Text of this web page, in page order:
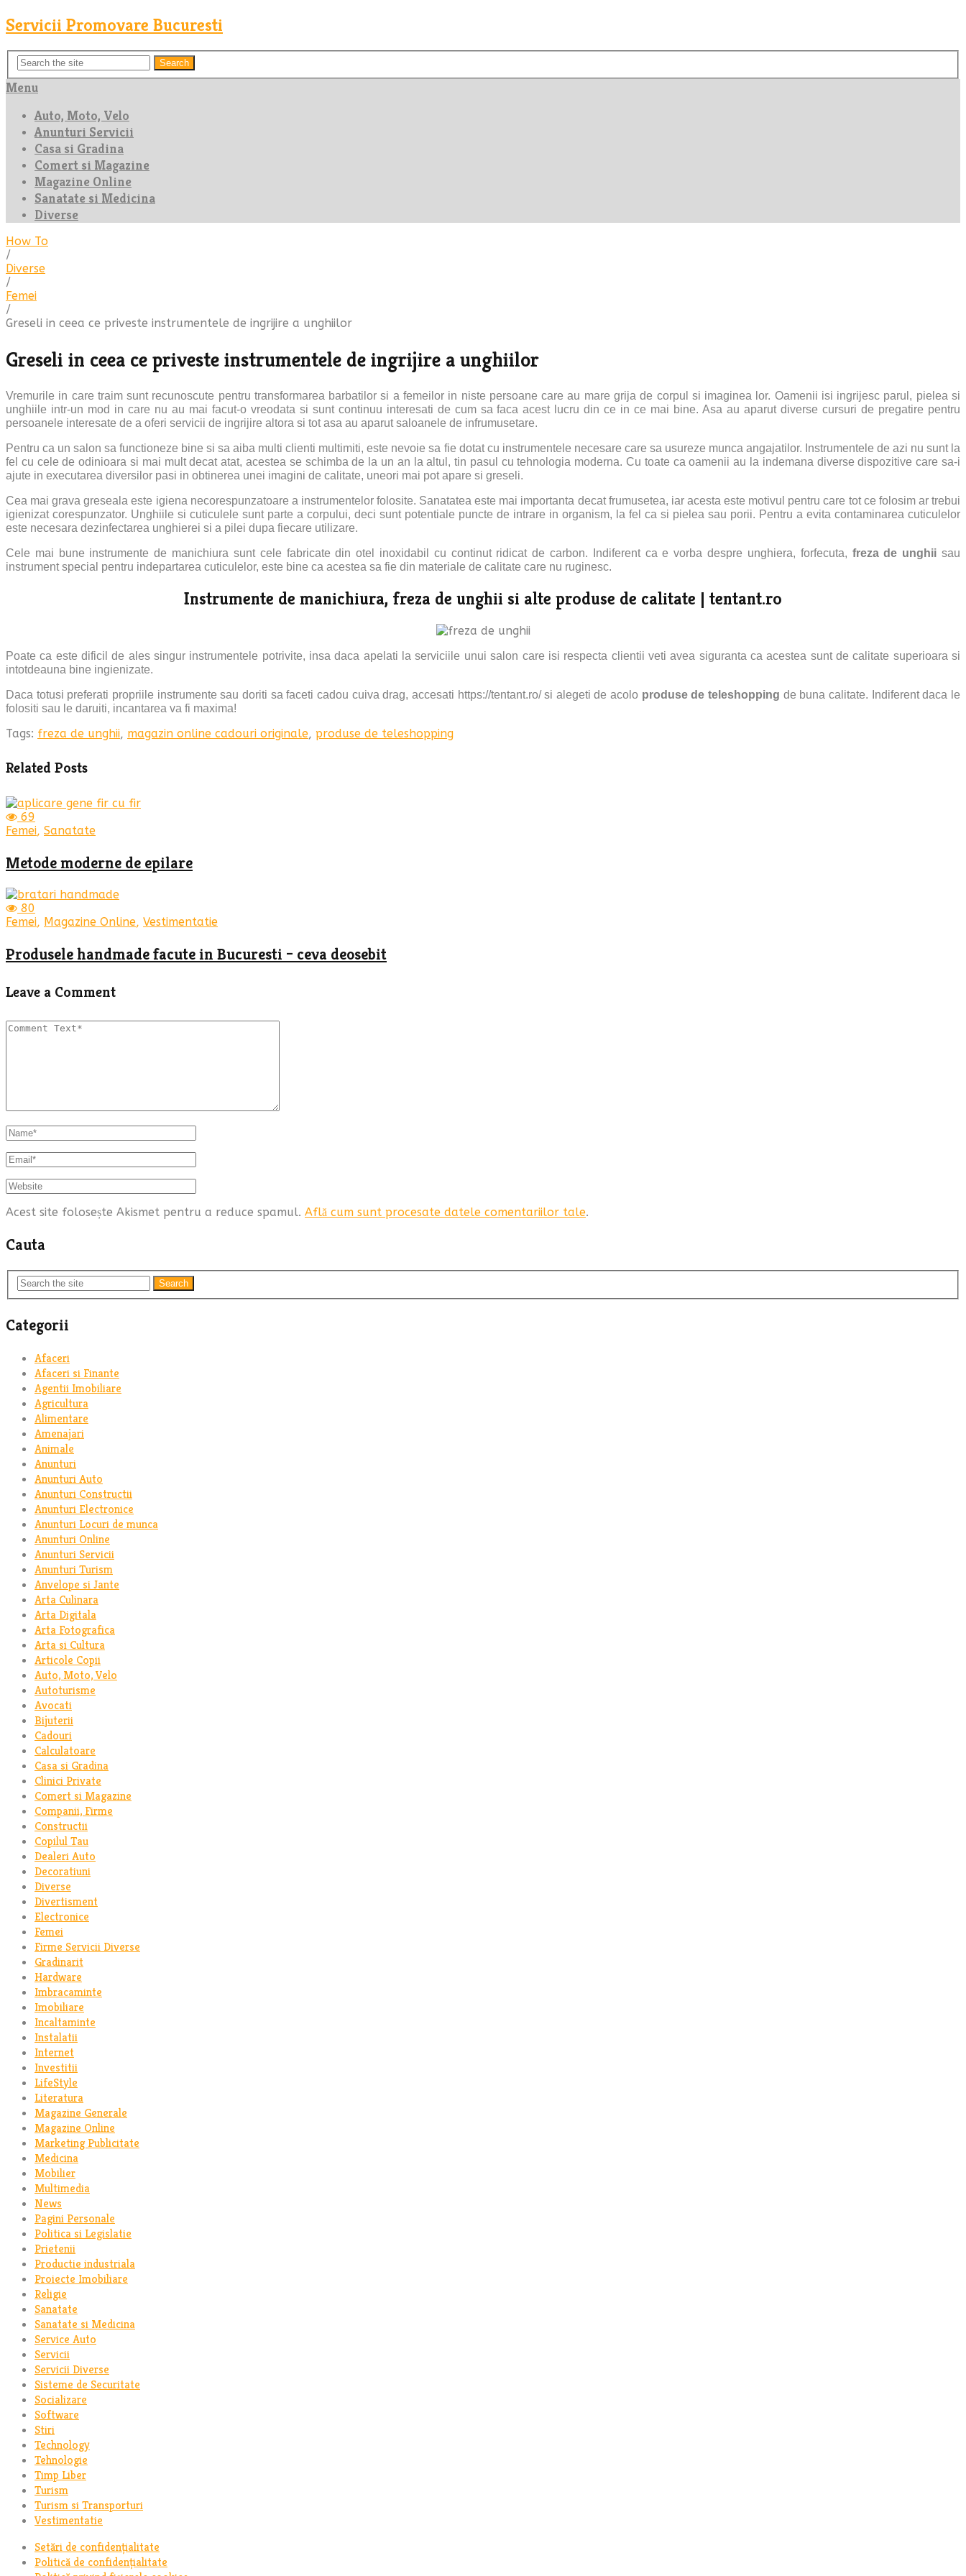
Servicii Promovare Bucuresti
Search
Menu
Auto, Moto, Velo
Anunturi Servicii
Casa si Gradina
Comert si Magazine
Magazine Online
Sanatate si Medicina
Diverse
How To
/
Diverse
/
Femei
/
Greseli in ceea ce priveste instrumentele de ingrijire a unghiilor
Greseli in ceea ce priveste instrumentele de ingrijire a unghiilor
Vremurile in care traim sunt recunoscute pentru transformarea barbatilor si a femeilor in niste persoane care au mare grija de corpul si imaginea lor. Oamenii isi ingrijesc parul, pielea si
unghiile intr-un mod in care nu au mai facut-o vreodata si sunt continuu interesati de cum sa faca acest lucru din ce in ce mai bine. Asa au aparut diverse cursuri de pregatire pentru
persoanele interesate de a oferi servicii de ingrijire altora si tot asa au aparut saloanele de infrumusetare.
Pentru ca un salon sa functioneze bine si sa aiba multi clienti multimiti, este nevoie sa fie dotat cu instrumentele necesare care sa usureze munca angajatilor. Instrumentele de azi nu sunt la
fel cu cele de odinioara si mai mult decat atat, acestea se schimba de la un an la altul, tin pasul cu tehnologia moderna. Cu toate ca oamenii au la indemana diverse dispozitive care sa-i
ajute in executarea diversilor pasi in obtinerea unei imagini de calitate, uneori mai pot apare si greseli.
Cea mai grava greseala este igiena necorespunzatoare a instrumentelor folosite. Sanatatea este mai importanta decat frumusetea, iar acesta este motivul pentru care tot ce folosim ar trebui
igienizat corespunzator. Unghiile si cuticulele sunt parte a corpului, deci sunt potentiale puncte de intrare in organism, la fel ca si pielea sau porii. Pentru a evita contaminarea cuticulelor
este necesara dezinfectarea unghierei si a pilei dupa fiecare utilizare.
Cele mai bune instrumente de manichiura sunt cele fabricate din otel inoxidabil cu continut ridicat de carbon. Indiferent ca e vorba despre unghiera, forfecuta, freza de unghii sau
instrument special pentru indepartarea cuticulelor, este bine ca acestea sa fie din materiale de calitate care nu ruginesc.
Instrumente de manichiura, freza de unghii si alte produse de calitate | tentant.ro
Poate ca este dificil de ales singur instrumentele potrivite, insa daca apelati la serviciile unui salon care isi respecta clientii veti avea siguranta ca acestea sunt de calitate superioara si
intotdeauna bine ingienizate.
Daca totusi preferati propriile instrumente sau doriti sa faceti cadou cuiva drag, accesati https://tentant.ro/ si alegeti de acolo produse de teleshopping de buna calitate. Indiferent daca le
folositi sau le daruiti, incantarea va fi maxima!
Tags: freza de unghii, magazin online cadouri originale, produse de teleshopping
Related Posts
69
Femei, Sanatate
Metode moderne de epilare
80
Femei, Magazine Online, Vestimentatie
Produsele handmade facute in Bucuresti – ceva deosebit
Leave a Comment
Acest site folosește Akismet pentru a reduce spamul. Află cum sunt procesate datele comentariilor tale.
Cauta
Search
Categorii
Afaceri
Afaceri si Finante
Agentii Imobiliare
Agricultura
Alimentare
Amenajari
Animale
Anunturi
Anunturi Auto
Anunturi Constructii
Anunturi Electronice
Anunturi Locuri de munca
Anunturi Online
Anunturi Servicii
Anunturi Turism
Anvelope si Jante
Arta Culinara
Arta Digitala
Arta Fotografica
Arta si Cultura
Articole Copii
Auto, Moto, Velo
Autoturisme
Avocati
Bijuterii
Cadouri
Calculatoare
Casa si Gradina
Clinici Private
Comert si Magazine
Companii, Firme
Constructii
Copilul Tau
Dealeri Auto
Decoratiuni
Diverse
Divertisment
Electronice
Femei
Firme Servicii Diverse
Gradinarit
Hardware
Imbracaminte
Imobiliare
Incaltaminte
Instalatii
Internet
Investitii
LifeStyle
Literatura
Magazine Generale
Magazine Online
Marketing Publicitate
Medicina
Mobilier
Multimedia
News
Pagini Personale
Politica si Legislatie
Prietenii
Productie industriala
Proiecte Imobiliare
Religie
Sanatate
Sanatate si Medicina
Service Auto
Servicii
Servicii Diverse
Sisteme de Securitate
Socializare
Software
Stiri
Technology
Tehnologie
Timp Liber
Turism
Turism si Transporturi
Vestimentatie
Setări de confidențialitate
Politică de confidențialitate